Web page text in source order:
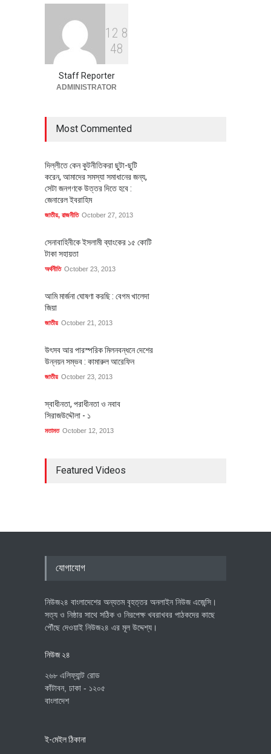
বৈশ্বিক প্রতিযোগিতা সক্ষমতা বাড়াতে
পোশাক শিল্পে নতুন উদ্যোগ
1 2 8
48
Staff Reporter
ADMINISTRATOR
Most Commented
দিল্লীতে কেন কুটনীতিকরা ছুটা-ছুটি
করেন, আমাদের সমস্যা সমাধানের জন্য,
সেটা জনগণকে উত্তর দিতে হবে :
জেনারেল ইবরাহিম
জাতীয়, রাজনীতি October 27, 2013
সেনাবাহিনীকে ইসলামী ব্যাংকের ১৫ কোটি
টাকা সহায়তা
অর্থনীতি October 23, 2013
আমি মার্জনা ঘোষণা করছি : বেগম খালেদা
জিয়া
জাতীয় October 21, 2013
উৎসব আর পারস্পরিক মিলনবন্ধনে দেশের
উন্নয়ন সম্ভব : কামারুল আরেফিন
জাতীয় October 23, 2013
স্বাধীনতা, পরাধীনতা ও নবাব
সিরাজউদ্দৌলা - ১
মতামত October 12, 2013
Featured Videos
যোগাযোগ
নিউজ২৪ বাংলাদেশের অন্যতম বৃহত্তর অনলাইন নিউজ এজেন্সি।
সত্য ও নিষ্ঠার সাথে সঠিক ও নিরপেক্ষ খবরাখবর পাঠকদের কাছে
পৌঁছে দেওয়াই নিউজ২৪ এর মূল উদ্দেশ্য।
নিউজ ২৪
২৬৮ এলিফ্যান্ট রোড
কাঁটাবন, ঢাকা - ১২০৫
বাংলাদেশ
ই-মেইল ঠিকানা